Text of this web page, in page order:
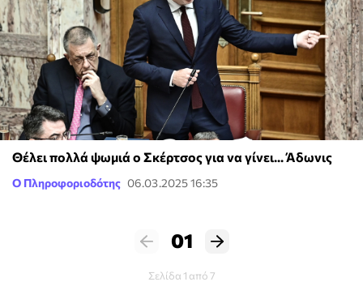
Θέλει πολλά ψωμιά ο Σκέρτσος για να γίνει... Άδωνις
Ο Πληροφοριοδότης 06.03.2025 16:35
01
Σελίδα 1 από 7